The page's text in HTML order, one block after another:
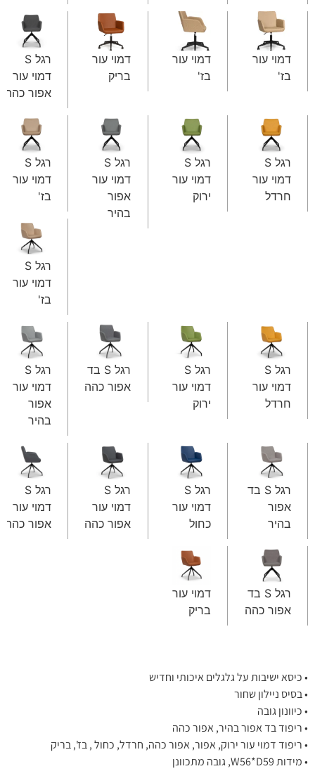
• כיסא ישיבות על גלגלים איכותי וחדיש
• בסיס ניילון שחור
• כיוונון גובה
• ריפוד בד אפור בהיר, אפור כהה
• ריפוד דמוי עור ירוק, אפור, אפור כהה, חרדל, כחול , בז', בריק
• מידות W56*D59, גובה מתכוונן
דמוי עור
בז'
דמוי עור
בז'
דמוי עור
בריק
רגל S
דמוי עור
אפור כהה
רגל S
דמוי עור
חרדל
רגל S
דמוי עור
ירוק
רגל S
דמוי עור
אפור
בהיר
רגל S
דמוי עור
בז'
רגל S
דמוי עור
בז'
רגל S
דמוי עור
חרדל
רגל S
דמוי עור
ירוק
רגל S בד
אפור כהה
רגל S
דמוי עור
אפור
בהיר
רגל S בד
אפור
בהיר
רגל S
דמוי עור
כחול
רגל S
דמוי עור
אפור כהה
רגל S
דמוי עור
אפור כהה
רגל S בד
אפור כהה
דמוי עור
בריק